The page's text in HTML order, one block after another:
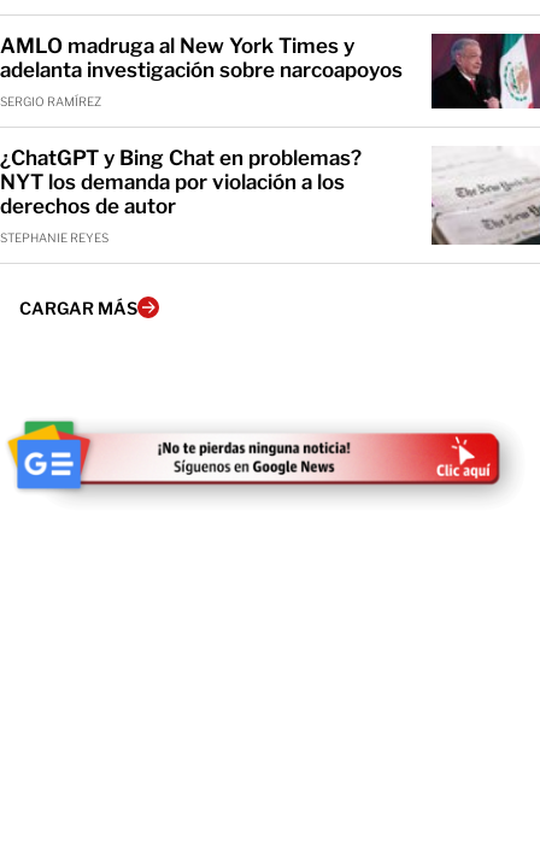
AMLO madruga al New York Times y
adelanta investigación sobre narcoapoyos
SERGIO RAMÍREZ
¿ChatGPT y Bing Chat en problemas?
NYT los demanda por violación a los
derechos de autor
STEPHANIE REYES
CARGAR MÁS